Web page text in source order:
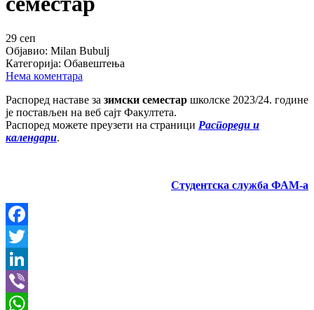
29 сеп
Објавио: Milan Bubulj
Категорија: Обавештења
Нема коментара
Распоред наставе за зимски семестар школске 2023/24. године
је постављен на веб сајт Факултета.
Распоред можете преузети на страници Распореди и
календари.
Студентска служба ФАМ-а
Facebook
Twitter
LinkedIn
Viber